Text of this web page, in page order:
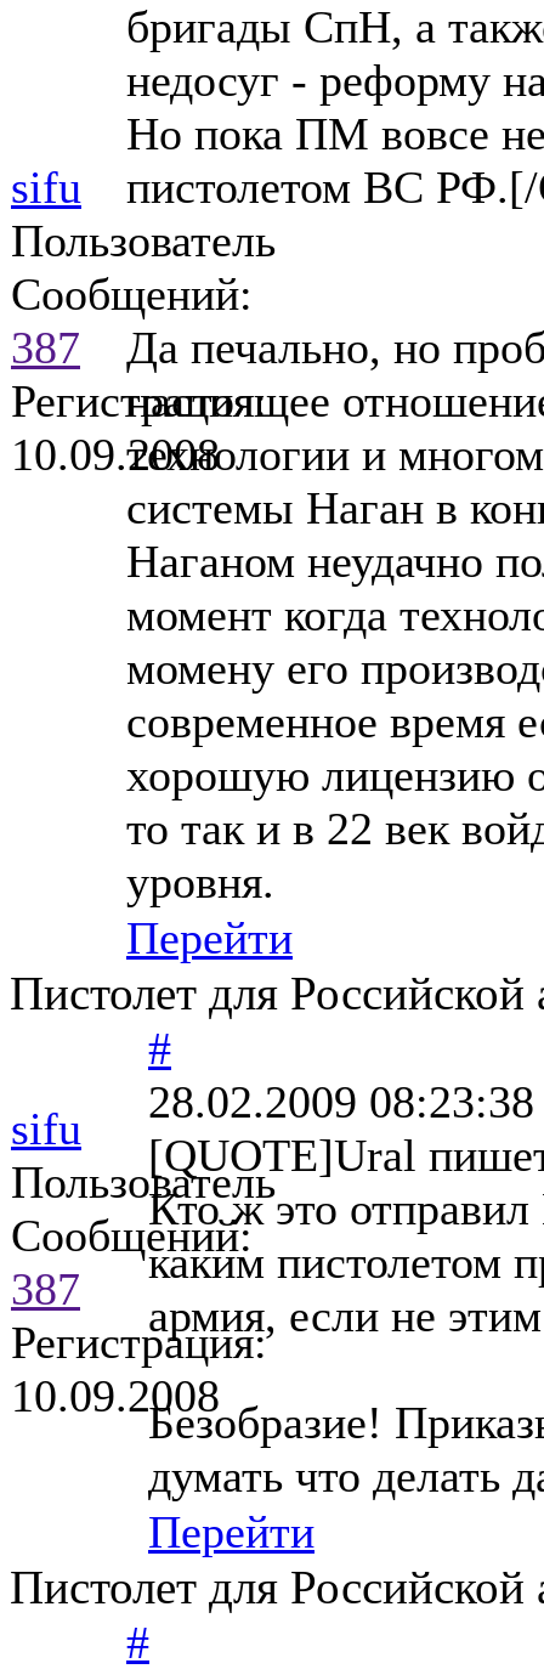
sifu
Пользователь
Сообщений:
387
Регистрация:
10.09.2008
бригады СпН, а
недосуг - реформу
Но пока ПМ вовсе
пистолетом ВС
Да печально, но
настоящее
технологии и
системы Наган в
Наганом неудачно
момент когда
момену его
современное время
хорошую лицензию
то так и в 22 век
уровня.
Перейти
Пистолет для
sifu
Пользователь
Сообщений:
387
Регистрация:
10.09.2008
#
28.02.2009 08:23:38
[QUOTE]Ural
Кто ж это
каким пистолетом
армия, если не
Безобразие!
думать что делать
Перейти
Пистолет для
#